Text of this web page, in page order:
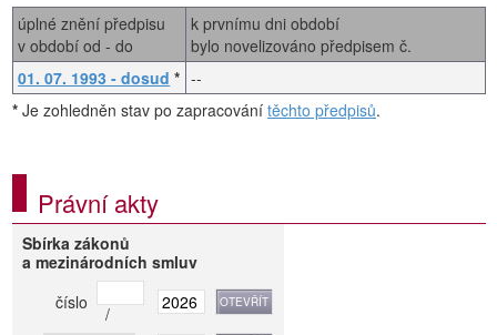
úplné znění předpisu
v období od - do
k prvnímu dni období
bylo novelizováno předpisem č.
01. 07. 1993 - dosud * --
* Je zohledněn stav po zapracování těchto předpisů.
Právní akty
Sbírka zákonů
a mezinárodních smluv
číslo
/